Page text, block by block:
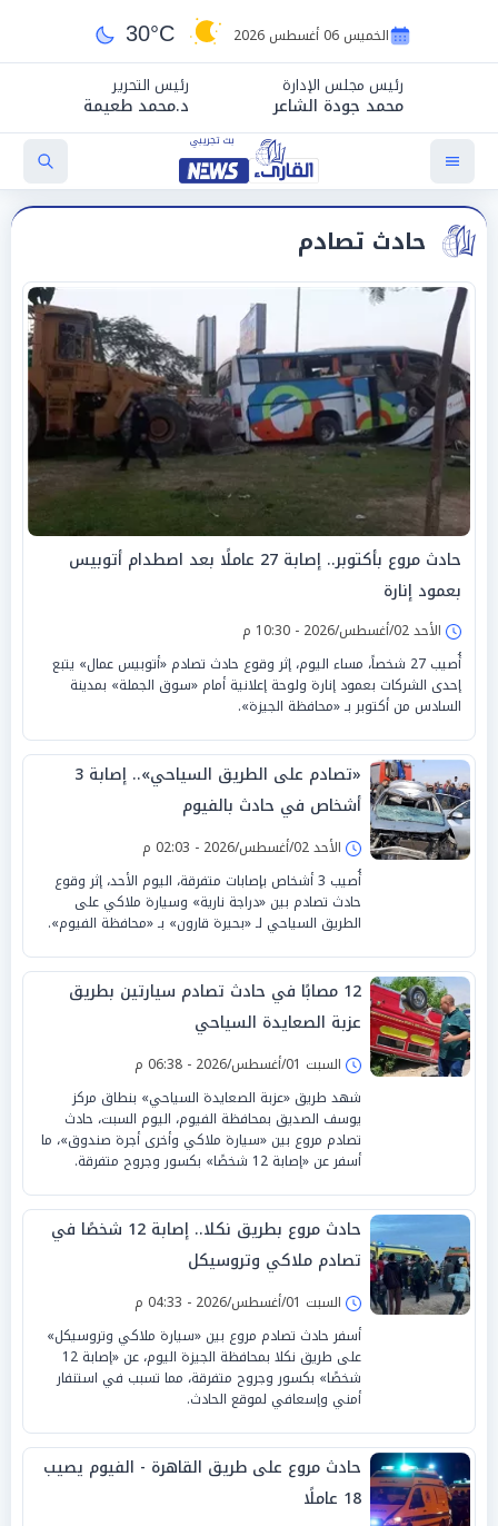
الخميس 06 أغسطس 2026 30°C
رئيس مجلس الإدارة
محمد جودة الشاعر
رئيس التحرير
د.محمد طعيمة
حادث تصادم
حادث مروع بأكتوبر.. إصابة 27 عاملًا بعد اصطدام أتوبيس
بعمود إنارة
الأحد 02/أغسطس/2026 - 10:30 م
أُصيب 27 شخصاً، مساء اليوم، إثر وقوع حادث تصادم «أتوبيس عمال» يتبع
إحدى الشركات بعمود إنارة ولوحة إعلانية أمام «سوق الجملة» بمدينة
السادس من أكتوبر بـ «محافظة الجيزة».
«تصادم على الطريق السياحي».. إصابة 3
أشخاص في حادث بالفيوم
الأحد 02/أغسطس/2026 - 02:03 م
أُصيب 3 أشخاص بإصابات متفرقة، اليوم الأحد، إثر وقوع
حادث تصادم بين «دراجة نارية» وسيارة ملاكي على
الطريق السياحي لـ «بحيرة قارون» بـ «محافظة الفيوم».
12 مصابًا في حادث تصادم سيارتين بطريق
عزبة الصعايدة السياحي
السبت 01/أغسطس/2026 - 06:38 م
شهد طريق «عزبة الصعايدة السياحي» بنطاق مركز
يوسف الصديق بمحافظة الفيوم، اليوم السبت، حادث
تصادم مروع بين «سيارة ملاكي وأخرى أجرة صندوق»، ما
أسفر عن «إصابة 12 شخصًا» بكسور وجروح متفرقة.
حادث مروع بطريق نكلا.. إصابة 12 شخصًا في
تصادم ملاكي وتروسيكل
السبت 01/أغسطس/2026 - 04:33 م
أسفر حادث تصادم مروع بين «سيارة ملاكي وتروسيكل»
على طريق نكلا بمحافظة الجيزة اليوم، عن «إصابة 12
شخصًا» بكسور وجروح متفرقة، مما تسبب في استنفار
أمني وإسعافي لموقع الحادث.
حادث مروع على طريق القاهرة - الفيوم يصيب
18 عاملًا